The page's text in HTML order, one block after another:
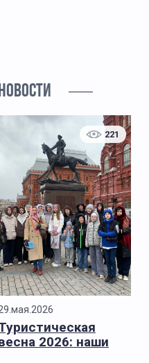
221
2026: наши